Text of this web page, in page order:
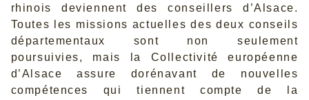
rhinois deviennent des conseillers d’Alsace.
Toutes les missions actuelles des deux conseils
départementaux sont non seulement
poursuivies, mais la Collectivité européenne
d’Alsace assure dorénavant de nouvelles
compétences qui tiennent compte de la